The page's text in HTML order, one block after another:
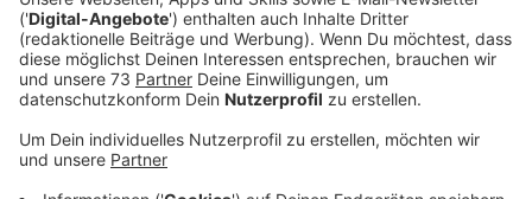
Einrichtung eines Testzentrum
Anzeige